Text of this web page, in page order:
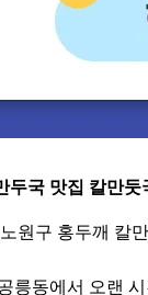
두국 맛집 칼만
원구 홍두깨 칼
릉동에서 오랜